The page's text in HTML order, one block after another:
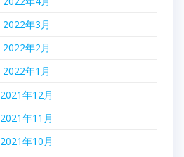
2022年3月
2022年2月
2022年1月
2021年12月
2021年11月
2021年10月